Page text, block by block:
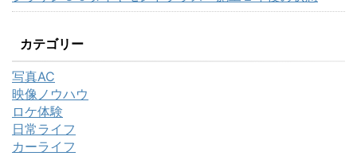
カテゴリー
写真AC
映像ノウハウ
ロケ体験
日常ライフ
カーライフ